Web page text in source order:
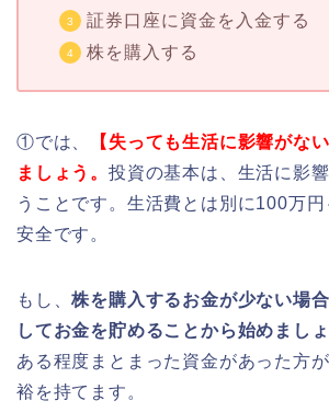
証券口座に資金を入金する
株を購入する
①では、
【失っても生活に影響がな
ましょう。 投資の基本は、生活に影
うことです。生活費とは別に100万
安全です。
もし、株を購入するお金が少ない場
してお金を貯めることから始めまし
ある程度まとまった資金があった方
裕を持てます。